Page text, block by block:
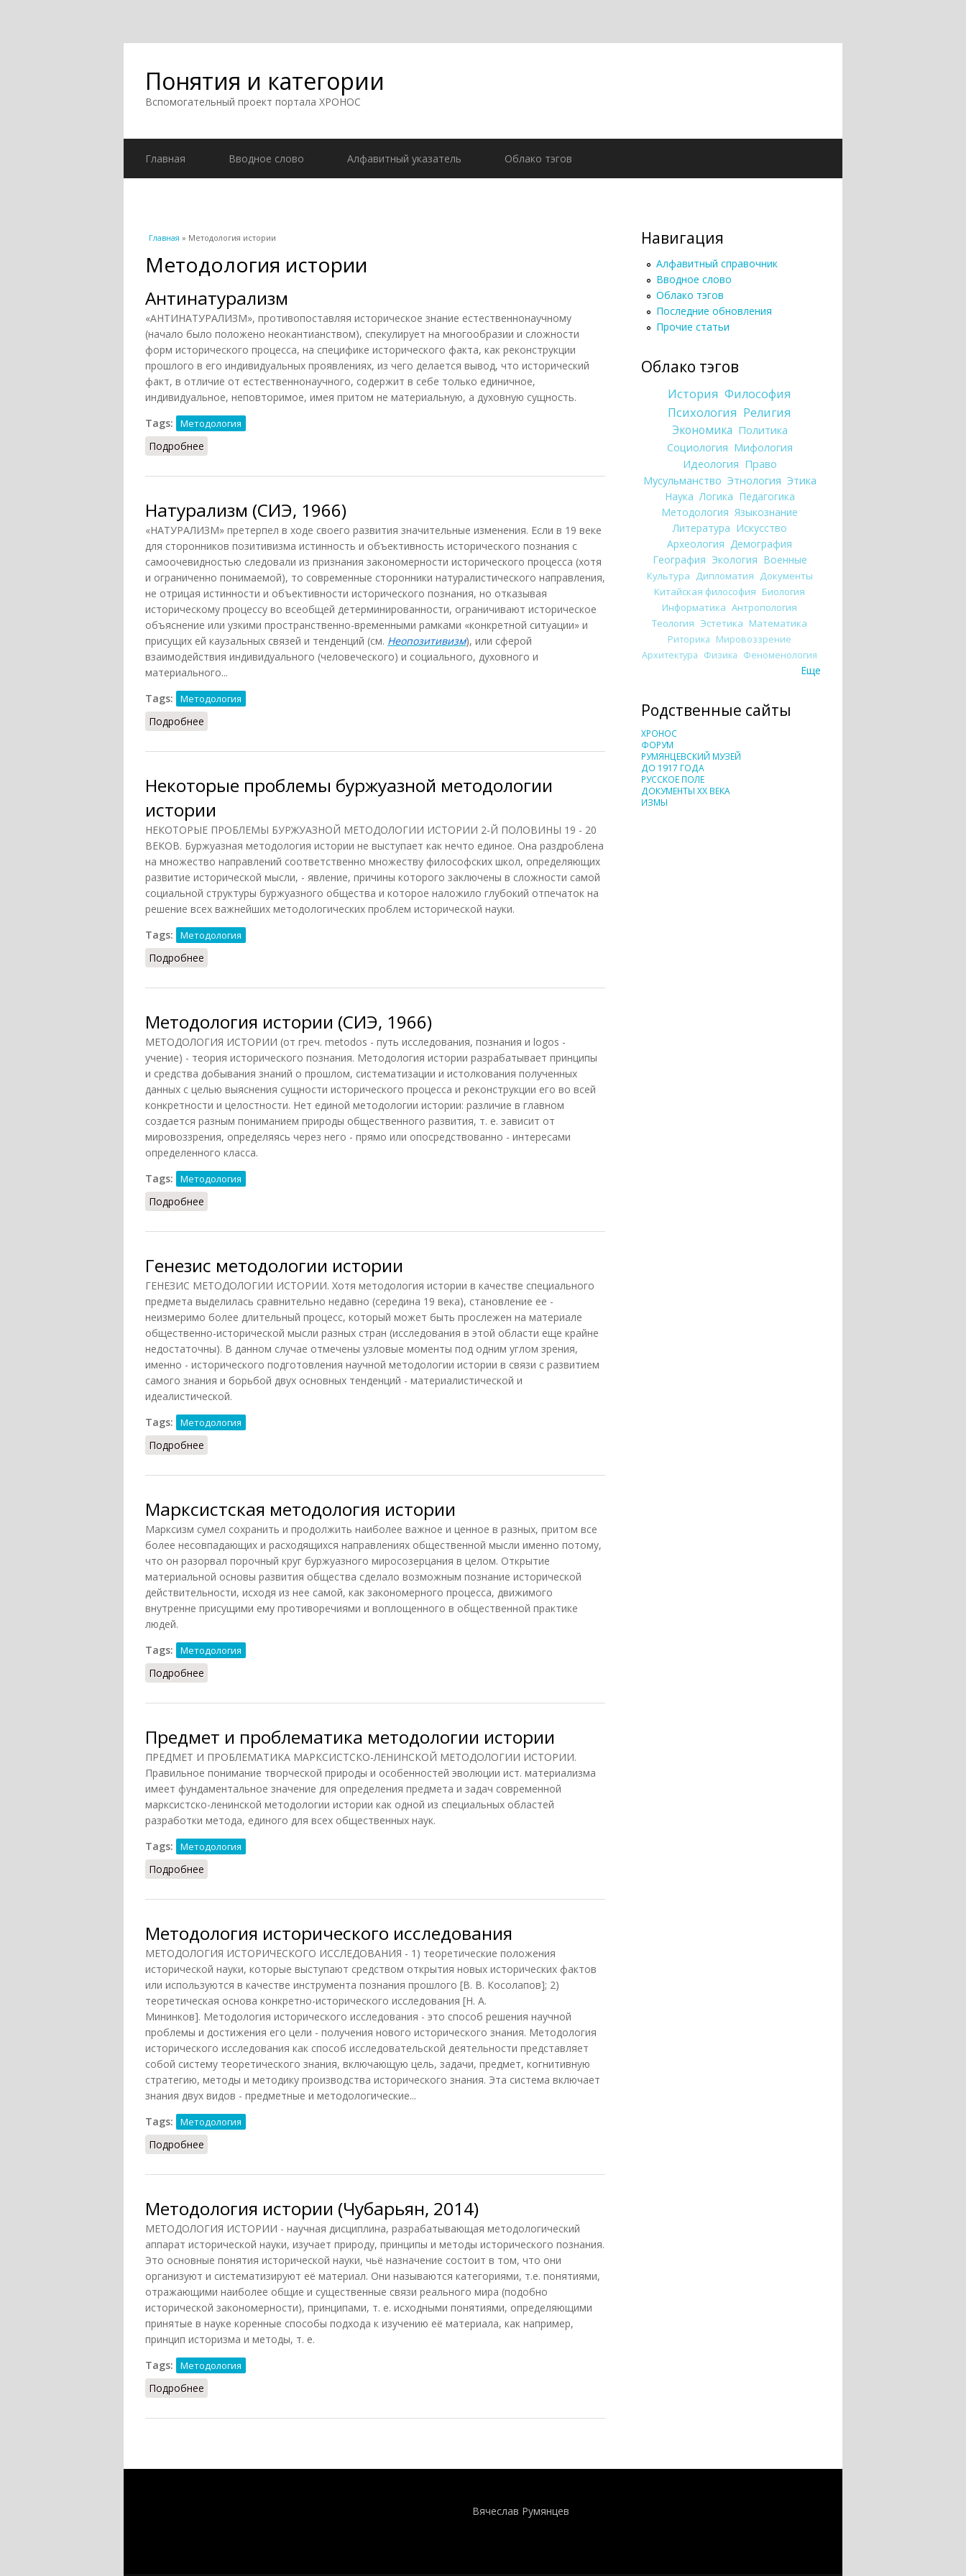
Понятия и категории
Вспомогательный проект портала ХРОНОС
Главная Вводное слово Алфавитный указатель Облако тэгов
Вы здесь
Главная » Методология истории
Методология истории
Антинатурализм
«АНТИНАТУРАЛИЗМ», противопоставляя историческое знание естественнонаучному
(начало было положено неокантианством), спекулирует на многообразии и сложности
форм исторического процесса, на специфике исторического факта, как реконструкции
прошлого в его индивидуальных проявлениях, из чего делается вывод, что исторический
факт, в отличие от естественнонаучного, содержит в себе только единичное,
индивидуальное, неповторимое, имея притом не материальную, а духовную сущность.
Tags:
Методология
Подробнее
Натурализм (СИЭ, 1966)
«НАТУРАЛИЗМ» претерпел в ходе своего развития значительные изменения. Если в 19 веке
для сторонников позитивизма истинность и объективность исторического познания с
самоочевидностью следовали из признания закономерности исторического процесса (хотя
и ограниченно понимаемой), то современные сторонники натуралистического направления,
не отрицая истинности и объективности исторического познания, но отказывая
историческому процессу во всеобщей детерминированности, ограничивают историческое
объяснение или узкими пространственно-временными рамками «конкретной ситуации» и
присущих ей каузальных связей и тенденций (см. Неопозитивизм), или сферой
взаимодействия индивидуального (человеческого) и социального, духовного и
материального...
Tags:
Методология
Подробнее
Некоторые проблемы буржуазной методологии
истории
НЕКОТОРЫЕ ПРОБЛЕМЫ БУРЖУАЗНОЙ МЕТОДОЛОГИИ ИСТОРИИ 2-Й ПОЛОВИНЫ 19 - 20
ВЕКОВ. Буржуазная методология истории не выступает как нечто единое. Она раздроблена
на множество направлений соответственно множеству философских школ, определяющих
развитие исторической мысли, - явление, причины которого заключены в сложности самой
социальной структуры буржуазного общества и которое наложило глубокий отпечаток на
решение всех важнейших методологических проблем исторической науки.
Tags:
Методология
Подробнее
Методология истории (СИЭ, 1966)
МЕТОДОЛОГИЯ ИСТОРИИ (от греч. metodos - путь исследования, познания и logos -
учение) - теория исторического познания. Методология истории разрабатывает принципы
и средства добывания знаний о прошлом, систематизации и истолкования полученных
данных с целью выяснения сущности исторического процесса и реконструкции его во всей
конкретности и целостности. Нет единой методологии истории: различие в главном
создается разным пониманием природы общественного развития, т. е. зависит от
мировоззрения, определяясь через него - прямо или опосредствованно - интересами
определенного класса.
Tags:
Методология
Подробнее
Генезис методологии истории
ГЕНЕЗИС МЕТОДОЛОГИИ ИСТОРИИ. Хотя методология истории в качестве специального
предмета выделилась сравнительно недавно (середина 19 века), становление ее -
неизмеримо более длительный процесс, который может быть прослежен на материале
общественно-исторической мысли разных стран (исследования в этой области еще крайне
недостаточны). В данном случае отмечены узловые моменты под одним углом зрения,
именно - исторического подготовления научной методологии истории в связи с развитием
самого знания и борьбой двух основных тенденций - материалистической и
идеалистической.
Tags:
Методология
Подробнее
Марксистская методология истории
Марксизм сумел сохранить и продолжить наиболее важное и ценное в разных, притом все
более несовпадающих и расходящихся направлениях общественной мысли именно потому,
что он разорвал порочный круг буржуазного миросозерцания в целом. Открытие
материальной основы развития общества сделало возможным познание исторической
действительности, исходя из нее самой, как закономерного процесса, движимого
внутренне присущими ему противоречиями и воплощенного в общественной практике
людей.
Tags:
Методология
Подробнее
Предмет и проблематика методологии истории
ПРЕДМЕТ И ПРОБЛЕМАТИКА МАРКСИСТСКО-ЛЕНИНСКОЙ МЕТОДОЛОГИИ ИСТОРИИ.
Правильное понимание творческой природы и особенностей эволюции ист. материализма
имеет фундаментальное значение для определения предмета и задач современной
марксистско-ленинской методологии истории как одной из специальных областей
разработки метода, единого для всех общественных наук.
Tags:
Методология
Подробнее
Методология исторического исследования
МЕТОДОЛОГИЯ ИСТОРИЧЕСКОГО ИССЛЕДОВАНИЯ - 1) теоретические положения
исторической науки, которые выступают средством открытия новых исторических фактов
или используются в качестве инструмента познания прошлого [В. В. Косолапов]; 2)
теоретическая основа конкретно-исторического исследования [Н. А.
Мининков]. Методология исторического исследования - это способ решения научной
проблемы и достижения его цели - получения нового исторического знания. Методология
исторического исследования как способ исследовательской деятельности представляет
собой систему теоретического знания, включающую цель, задачи, предмет, когнитивную
стратегию, методы и методику производства исторического знания. Эта система включает
знания двух видов - предметные и методологические...
Tags:
Методология
Подробнее
Методология истории (Чубарьян, 2014)
МЕТОДОЛОГИЯ ИСТОРИИ - научная дисциплина, разрабатывающая методологический
аппарат исторической науки, изучает природу, принципы и методы исторического познания.
Это основные понятия исторической науки, чьё назначение состоит в том, что они
организуют и систематизируют её материал. Они называются категориями, т.е. понятиями,
отражающими наиболее общие и существенные связи реального мира (подобно
исторической закономерности), принципами, т. е. исходными понятиями, определяющими
принятые в науке коренные способы подхода к изучению её материала, как например,
принцип историзма и методы, т. е.
Tags:
Методология
Подробнее
Навигация
Алфавитный справочник
Вводное слово
Облако тэгов
Последние обновления
Прочие статьи
Облако тэгов
История Философия
Психология Религия
Экономика Политика
Социология Мифология
Идеология Право
Мусульманство Этнология Этика
Наука Логика Педагогика
Методология Языкознание
Литература Искусство
Археология Демография
География Экология Военные
Культура Дипломатия Документы
Китайская философия Биология
Информатика Антропология
Теология Эстетика Математика
Риторика Мировоззрение
Архитектура Физика Феноменология
Еще
Родственные сайты
ХРОНОС
ФОРУМ
РУМЯНЦЕВСКИЙ МУЗЕЙ
ДО 1917 ГОДА
РУССКОЕ ПОЛЕ
ДОКУМЕНТЫ XX ВЕКА
ИЗМЫ
Вячеслав Румянцев